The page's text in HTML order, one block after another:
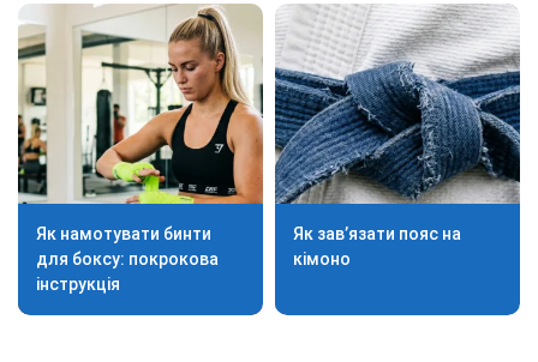
Як намотувати бинти
для боксу: покрокова
інструкція
Як зав’язати пояс на
кімоно